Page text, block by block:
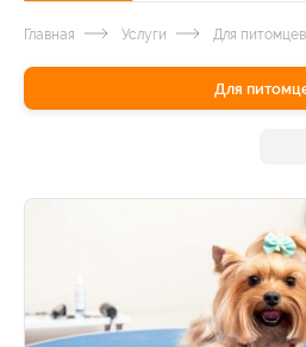
Главная Услуги Для питомцев
Для